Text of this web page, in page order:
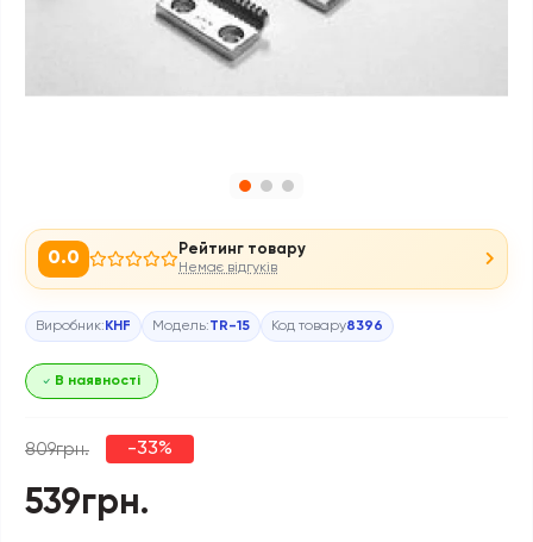
0.0 Рейтинг товару
Немає відгуків
Виробник: KHF Модель:TR-15 Код товару8396
В наявності
809грн. -33%
539грн.